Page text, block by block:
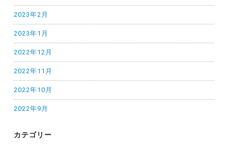
2023年2月
2023年1月
2022年12月
2022年11月
2022年10月
2022年9月
カテゴリー